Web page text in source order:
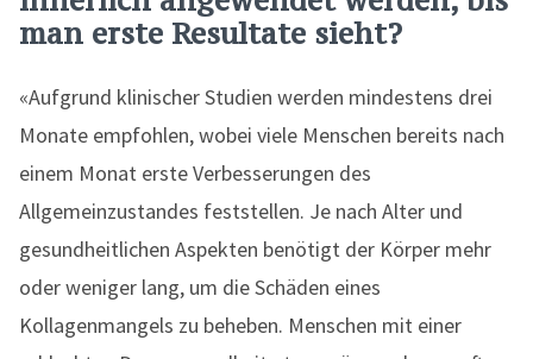
man erste Resultate sieht?
«Aufgrund klinischer Studien werden mindestens drei
Monate empfohlen, wobei viele Menschen bereits nach
einem Monat erste Verbesserungen des
Allgemeinzustandes feststellen. Je nach Alter und
gesundheitlichen Aspekten benötigt der Körper mehr
oder weniger lang, um die Schäden eines
Kollagenmangels zu beheben. Menschen mit einer